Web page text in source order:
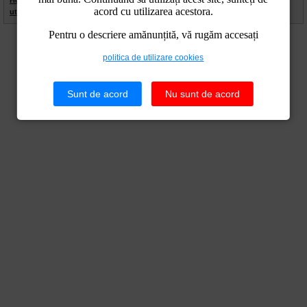
acord cu utilizarea acestora.
Pentru o descriere amănunțită, vă rugăm accesați
politica de utilizare cookies
Sunt de acord Nu sunt de acord
utilizare cookies
Politica de confidentialitate